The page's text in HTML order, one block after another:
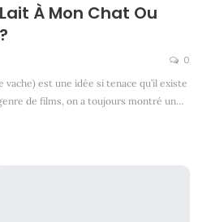
À Mon Chat Ou
0
est une idée si tenace qu’il existe
de films, on a toujours montré un…